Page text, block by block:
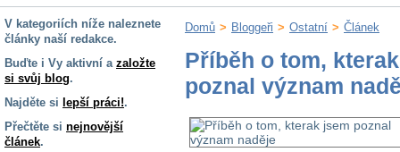
V kategoriích níže naleznete
články naší redakce.
Buďte i Vy aktivní a založte
si svůj blog.
Najděte si lepší práci!.
Přečtěte si nejnovější
článek.
Domů > Bloggeři > Ostatní > Článek
Příběh o tom,
poznal význam